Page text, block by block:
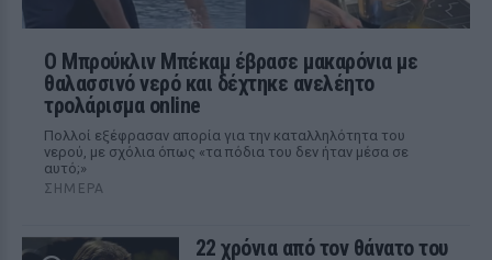
Ο Μπρούκλιν Μπέκαμ έβρασε μακαρόνια με
θαλασσινό νερό και δέχτηκε ανελέητο
τρολάρισμα online
Πολλοί εξέφρασαν απορία για την καταλληλότητα του
νερού, με σχόλια όπως «τα πόδια του δεν ήταν μέσα σε
αυτό;»
ΣΉΜΕΡΑ
22 χρόνια από τον θάνατο του